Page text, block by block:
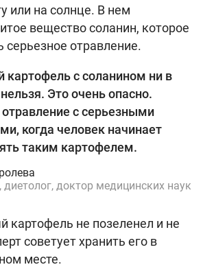
или на солнце. В нем
вещество соланин, которое
отравление.
картофель с соланином ни в
Это очень опасно.
с серьезными
когда человек начинает
таким картофелем.
диетолог, доктор медицинских наук
картофель не позеленел и не
советует хранить его в
месте.